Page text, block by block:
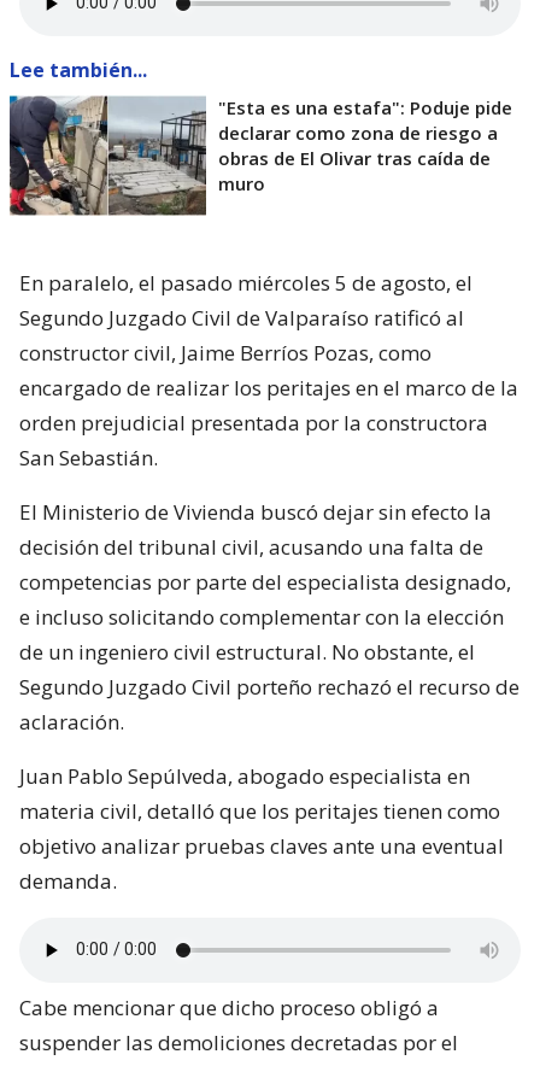
Lee también...
"Esta es una estafa": Poduje pide
declarar como zona de riesgo a
obras de El Olivar tras caída de
muro
En paralelo, el pasado miércoles 5 de agosto, el
Segundo Juzgado Civil de Valparaíso ratificó al
constructor civil, Jaime Berríos Pozas, como
encargado de realizar los peritajes en el marco de la
orden prejudicial presentada por la constructora
San Sebastián.
El Ministerio de Vivienda buscó dejar sin efecto la
decisión del tribunal civil, acusando una falta de
competencias por parte del especialista designado,
e incluso solicitando complementar con la elección
de un ingeniero civil estructural. No obstante, el
Segundo Juzgado Civil porteño rechazó el recurso de
aclaración.
Juan Pablo Sepúlveda, abogado especialista en
materia civil, detalló que los peritajes tienen como
objetivo analizar pruebas claves ante una eventual
demanda.
Cabe mencionar que dicho proceso obligó a
suspender las demoliciones decretadas por el